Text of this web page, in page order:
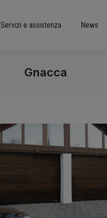
Servizi e assistenza News
Gnacca